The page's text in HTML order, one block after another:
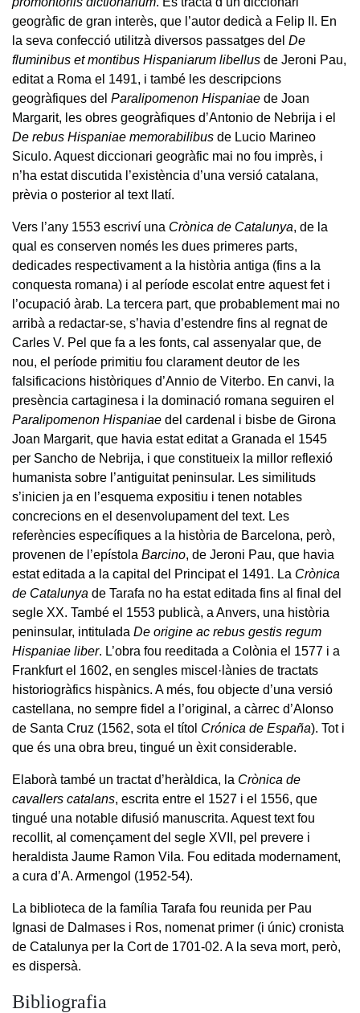
geogràfic de gran interès, que l’autor dedicà a Felip II. En
la seva confecció utilitzà diversos passatges del De
fluminibus et montibus Hispaniarum libellus de Jeroni Pau,
editat a Roma el 1491, i també les descripcions
geogràfiques del Paralipomenon Hispaniae de Joan
Margarit, les obres geogràfiques d’Antonio de Nebrija i el
De rebus Hispaniae memorabilibus de Lucio Marineo
Siculo. Aquest diccionari geogràfic mai no fou imprès, i
n’ha estat discutida l’existència d’una versió catalana,
prèvia o posterior al text llatí.
Vers l’any 1553 escriví una Crònica de Catalunya, de la
qual es conserven només les dues primeres parts,
dedicades respectivament a la història antiga (fins a la
conquesta romana) i al període escolat entre aquest fet i
l’ocupació àrab. La tercera part, que probablement mai no
arribà a redactar-se, s’havia d’estendre fins al regnat de
Carles V. Pel que fa a les fonts, cal assenyalar que, de
nou, el període primitiu fou clarament deutor de les
falsificacions històriques d’Annio de Viterbo. En canvi, la
presència cartaginesa i la dominació romana seguiren el
Paralipomenon Hispaniae del cardenal i bisbe de Girona
Joan Margarit, que havia estat editat a Granada el 1545
per Sancho de Nebrija, i que constitueix la millor reflexió
humanista sobre l’antiguitat peninsular. Les similituds
s’inicien ja en l’esquema expositiu i tenen notables
concrecions en el desenvolupament del text. Les
referències específiques a la història de Barcelona, però,
provenen de l’epístola Barcino, de Jeroni Pau, que havia
estat editada a la capital del Principat el 1491. La Crònica
de Catalunya de Tarafa no ha estat editada fins al final del
segle XX. També el 1553 publicà, a Anvers, una història
peninsular, intitulada De origine ac rebus gestis regum
Hispaniae liber. L’obra fou reeditada a Colònia el 1577 i a
Frankfurt el 1602, en sengles miscel·lànies de tractats
historiogràfics hispànics. A més, fou objecte d’una versió
castellana, no sempre fidel a l’original, a càrrec d’Alonso
de Santa Cruz (1562, sota el títol Crónica de España). Tot i
que és una obra breu, tingué un èxit considerable.
Elaborà també un tractat d’heràldica, la Crònica de
cavallers catalans, escrita entre el 1527 i el 1556, que
tingué una notable difusió manuscrita. Aquest text fou
recollit, al començament del segle XVII, pel prevere i
heraldista Jaume Ramon Vila. Fou editada modernament,
a cura d’A. Armengol (1952-54).
La biblioteca de la família Tarafa fou reunida per Pau
Ignasi de Dalmases i Ros, nomenat primer (i únic) cronista
de Catalunya per la Cort de 1701-02. A la seva mort, però,
es dispersà.
Bibliografia